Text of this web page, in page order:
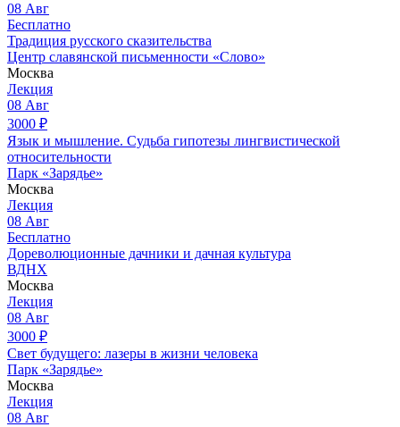
08 Авг
Бесплатно
Традиция русского сказительства
Центр славянской письменности «Слово»
Москва
Лекция
08 Авг
3000 ₽
Язык и мышление. Судьба гипотезы лингвистической
относительности
Парк «Зарядье»
Москва
Лекция
08 Авг
Бесплатно
Дореволюционные дачники и дачная культура
ВДНХ
Москва
Лекция
08 Авг
3000 ₽
Свет будущего: лазеры в жизни человека
Парк «Зарядье»
Москва
Лекция
08 Авг